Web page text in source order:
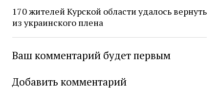
170 жителей Курской области удалось вернуть
из украинского плена
Ваш комментарий будет первым
Добавить комментарий